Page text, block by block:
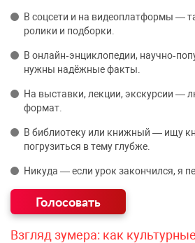
В соцсети и на видеоплатформы —
ролики и подборки.
В онлайн‑энциклопедии,
нужны надёжные факты.
На выставки, лекции, экскурсии —
формат.
В библиотеку или книжный — ищу
погрузиться в тему глубже.
Никуда — если урок закончился, я
Взгляд зумера: как